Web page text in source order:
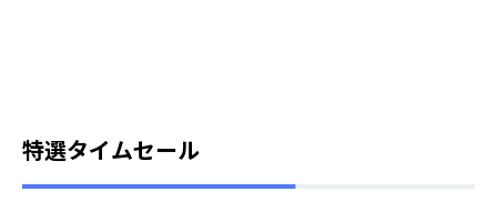
特選タイムセール